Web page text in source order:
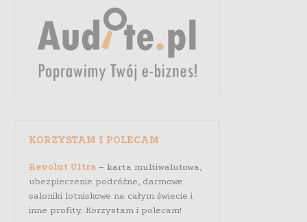
KORZYSTAM I POLECAM
Revolut Ultra– karta multiwalutowa,
ubezpieczenie podróżne, darmowe
saloniki lotniskowe na całym świecie i
inne profity. Korzystam i polecam!